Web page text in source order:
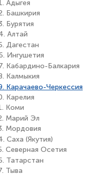
Адыгея
Башкирия
Бурятия
Алтай
Дагестан
Ингушетия
Кабардино-Балкария
Калмыкия
Карачаево-Черкессия
Карелия
Коми
Марий Эл
Мордовия
Саха (Якутия)
Северная Осетия
Татарстан
Тыва